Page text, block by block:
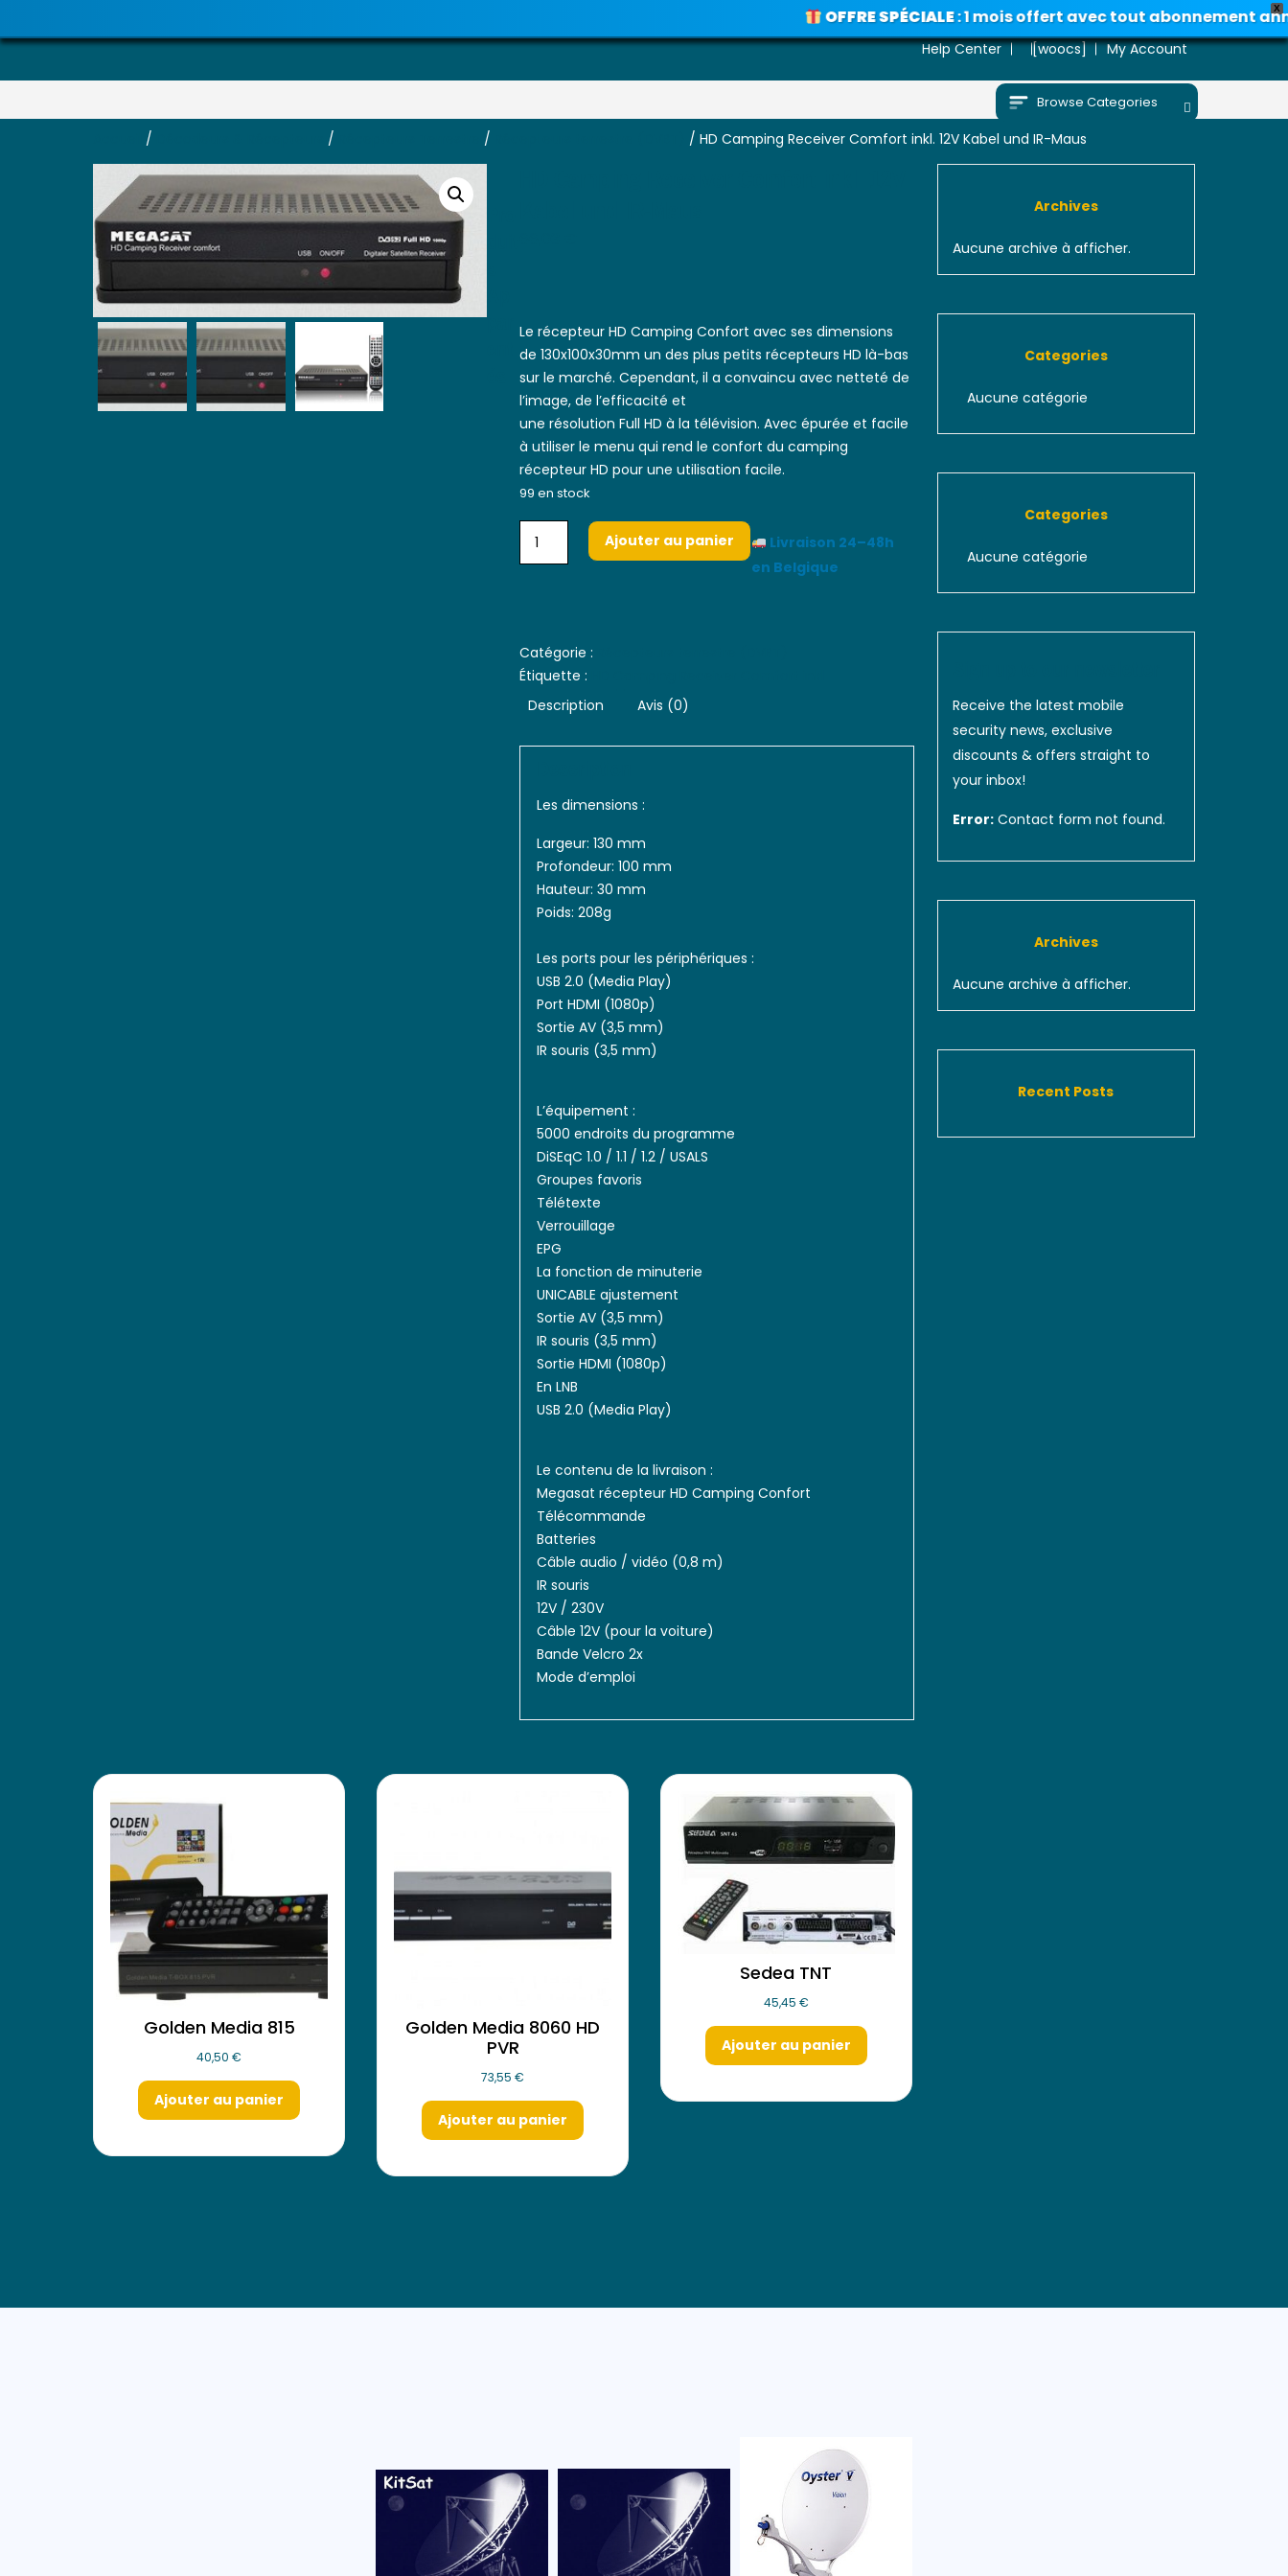
X
OFFRE SPÉCIALE: 1 mois offert avec tout abonnement annuel •
Voir les promos Help Center [woocs] My Account
Browse Categories
/ / / / HD Camping Receiver Comfort inkl. 12V Kabel und IR-Maus
Le récepteur HD Camping Confort avec ses dimensions
de 130x100x30mm un des plus petits récepteurs HD là-bas
sur le marché. Cependant, il a convaincu avec netteté de
l’image, de l’efficacité et
une résolution Full HD à la télévision. Avec épurée et facile
à utiliser le menu qui rend le confort du camping
récepteur HD pour une utilisation facile.
99 en stock
Ajouter au panier
Livraison 24–48h
en Belgique
Catégorie :
Étiquette :
Description
Avis (0)
Les dimensions :
Largeur: 130 mm
Profondeur: 100 mm
Hauteur: 30 mm
Poids: 208g
Les ports pour les périphériques :
USB 2.0 (Media Play)
Port HDMI (1080p)
Sortie AV (3,5 mm)
IR souris (3,5 mm)
L’équipement :
5000 endroits du programme
DiSEqC 1.0 / 1.1 / 1.2 / USALS
Groupes favoris
Télétexte
Verrouillage
EPG
La fonction de minuterie
UNICABLE ajustement
Sortie AV (3,5 mm)
IR souris (3,5 mm)
Sortie HDMI (1080p)
En LNB
USB 2.0 (Media Play)
Le contenu de la livraison :
Megasat récepteur HD Camping Confort
Télécommande
Batteries
Câble audio / vidéo (0,8 m)
IR souris
12V / 230V
Câble 12V (pour la voiture)
Bande Velcro 2x
Mode d’emploi
Golden Media 815
40,50€
Ajouter au panier
Golden Media 8060 HD
PVR
73,55€
Ajouter au panier
Sedea TNT
45,45 €
Ajouter au panier
Archives
Aucune archive à afficher.
Categories
Aucune catégorie
Categories
Aucune catégorie
Receive the latest mobile
security news, exclusive
discounts & offers straight to
your inbox!
Error:Contact form not found.
Archives
Aucune archive à afficher.
Recent Posts